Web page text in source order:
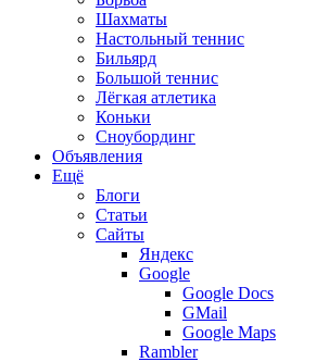
Шахматы
Настольный теннис
Бильярд
Большой теннис
Лёгкая атлетика
Коньки
Сноубординг
Объявления
Ещё
Блоги
Статьи
Сайты
Яндекс
Google
Google Docs
GMail
Google Maps
Rambler